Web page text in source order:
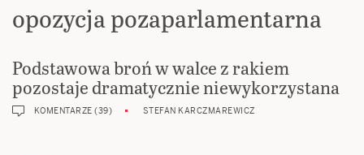
opozycja pozaparlamentarna
Podstawowa broń w walce z rakiem
pozostaje dramatycznie niewykorzystana
KOMENTARZE (39) STEFAN KARCZMAREWICZ